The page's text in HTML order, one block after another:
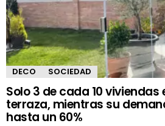
DECO SOCIEDAD
Solo 3 de cada 10 viviendas
terraza, mientras su
hasta un 60%